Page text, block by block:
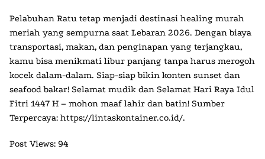
Pelabuhan Ratu tetap menjadi destinasi healing murah
meriah yang sempurna saat Lebaran 2026. Dengan biaya
transportasi, makan, dan penginapan yang terjangkau,
kamu bisa menikmati libur panjang tanpa harus merogoh
kocek dalam-dalam. Siap-siap bikin konten sunset dan
seafood bakar! Selamat mudik dan Selamat Hari Raya Idul
Fitri 1447 H – mohon maaf lahir dan batin! Sumber
Terpercaya: https://lintaskontainer.co.id/.
Post Views: 94